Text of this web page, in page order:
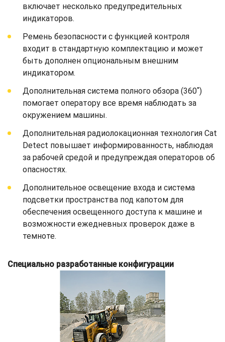
включает несколько предупредительных
индикаторов.
Ремень безопасности с функцией контроля
входит в стандартную комплектацию и может
быть дополнен опциональным внешним
индикатором.
Дополнительная система полного обзора (360˚)
помогает оператору все время наблюдать за
окружением машины.
Дополнительная радиолокационная технология Cat
Detect повышает информированность, наблюдая
за рабочей средой и предупреждая операторов об
опасностях.
Дополнительное освещение входа и система
подсветки пространства под капотом для
обеспечения освещенного доступа к машине и
возможности ежедневных проверок даже в
темноте.
Специально разработанные конфигурации